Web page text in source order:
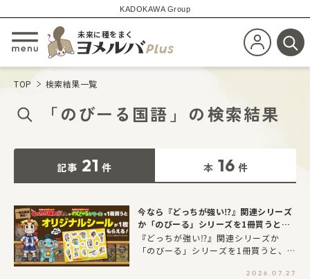
KADOKAWA Group
メニューを開閉する
未来に種をまく
新規会員登
検
TOP 検索結果一覧
「のびーる国語 」 の検索結果
記事 21 件 本 16 件
今なら『どっちが強い⁉』関連シリーズ
か「のびーる」シリーズを1冊買うと、
オリジナルシールを1枚プレゼント！
『どっちが強い⁉』関連シリーズか
「のびーる」シリーズを1冊買うと、オ
限定なので、このチャンスをお見逃し
2026.07.27